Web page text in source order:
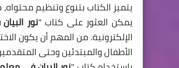
يتميز الكتاب بتنوع وتنظيم
يمكن العثور على كتاب "نور
الإلكترونية. من المهم أن يكون
الأطفال والمبتدئين وحتى